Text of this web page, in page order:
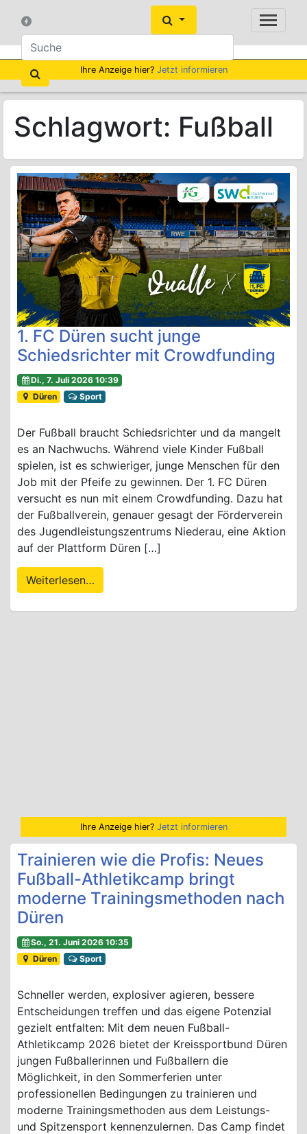
Ihre Anzeige hier? Jetzt informieren
Schlagwort: Fußball
1. FC Düren sucht junge
Schiedsrichter mit Crowdfunding
Di., 7. Juli 2026 10:39
Düren
Sport
Der Fußball braucht Schiedsrichter und da mangelt
es an Nachwuchs. Während viele Kinder Fußball
spielen, ist es schwieriger, junge Menschen für den
Job mit der Pfeife zu gewinnen. Der 1. FC Düren
versucht es nun mit einem Crowdfunding. Dazu hat
der Fußballverein, genauer gesagt der Förderverein
des Jugendleistungszentrums Niederau, eine Aktion
auf der Plattform Düren […]
Weiterlesen…
Ihre Anzeige hier? Jetzt informieren
Trainieren wie die Profis: Neues
Fußball-Athletikcamp bringt
moderne Trainingsmethoden nach
Düren
So., 21. Juni 2026 10:35
Düren
Sport
Schneller werden, explosiver agieren, bessere
Entscheidungen treffen und das eigene Potenzial
gezielt entfalten: Mit dem neuen Fußball-
Athletikcamp 2026 bietet der Kreissportbund Düren
jungen Fußballerinnen und Fußballern die
Möglichkeit, in den Sommerferien unter
professionellen Bedingungen zu trainieren und
moderne Trainingsmethoden aus dem Leistungs-
und Spitzensport kennenzulernen. Das Camp findet